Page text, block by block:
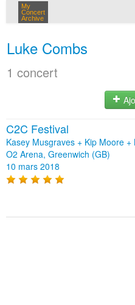
My
Concert
Archive
Luke Combs
1 concert
C2C Festival
Kasey Musgraves + Kip Moore
O2 Arena, Greenwich (GB)
10 mars 2018